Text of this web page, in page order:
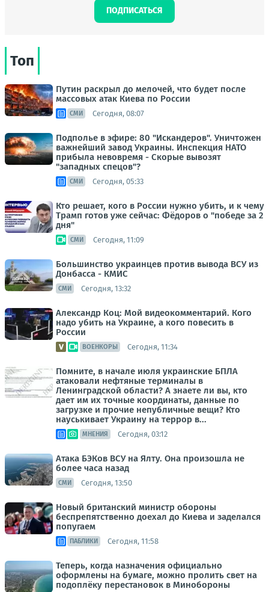
ПОДПИСАТЬСЯ
Топ
Путин раскрыл до мелочей, что будет после
массовых атак Киева по России
СМИ Сегодня, 08:07
Подполье в эфире: 80 "Искандеров". Уничтожен
важнейший завод Украины. Инспекция НАТО
прибыла невовремя - Скорые вывозят
"западных спецов"?
СМИ Сегодня, 05:33
Кто решает, кого в России нужно убить, и к чему
Трамп готов уже сейчас: Фёдоров о "победе за 2
дня"
СМИ Сегодня, 11:09
Большинство украинцев против вывода ВСУ из
Донбасса - КМИС
СМИ Сегодня, 13:32
Александр Коц: Мой видеокомментарий. Кого
надо убить на Украине, а кого повесить в
России
ВОЕНКОРЫ Сегодня, 11:34
Помните, в начале июля украинские БПЛА
атаковали нефтяные терминалы в
Ленинградской области? А знаете ли вы, кто
дает им их точные координаты, данные по
загрузке и прочие непубличные вещи? Кто
науськивает Украину на террор в...
МНЕНИЯ Сегодня, 03:12
Атака БЭКов ВСУ на Ялту. Она произошла не
более часа назад
СМИ Сегодня, 13:50
Новый британский министр обороны
беспрепятственно доехал до Киева и заделался
попугаем
ПАБЛИКИ Сегодня, 11:58
Теперь, когда назначения официально
оформлены на бумаге, можно пролить свет на
подоплёку перестановок в Минобороны